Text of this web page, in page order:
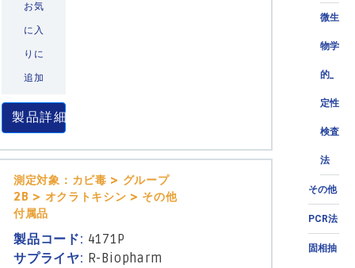
微生
物学
的_
定性
検査
法
その他
PCR法
固相抽
お気
に入
りに
追加
製品詳細
測定対象：カビ毒 > グループ
2B > オクラトキシン > その他
付属品
製品コード: 4171P
サプライヤ: R-Biopharm